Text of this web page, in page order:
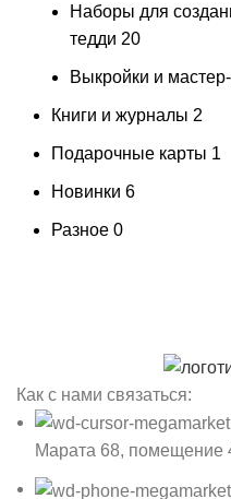
Наборы для
тедди 20
Выкройки и
Книги и журналы 2
Подарочные карты 1
Новинки 6
Разное 0
Как с нами связаться:
Марата 68, помещение